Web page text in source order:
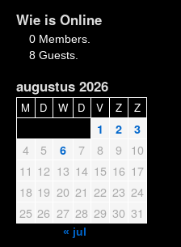
Wie is Online
0 Members.
8 Guests.
augustus 2026
M D W D V Z Z
1 2 3
4 5 6 7 8 9
10
11 12 13 14 15 16 17
18 19 20 21 22 23 24
25 26 27 28 29 30 31
« jul